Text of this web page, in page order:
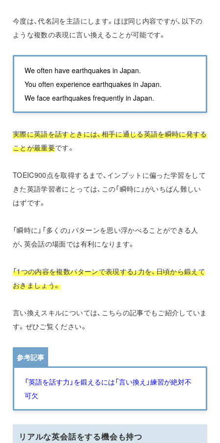
今度は、代名詞を主語にします。ほぼ同じ内容ですが、以下の
ような複数の表現に言い換えることが可能です。
We often have earthquakes in Japan.
You often experience earthquakes in Japan.
We face earthquakes frequently in Japan.
実際に英語を話すときには、相手に通じる英語を瞬時に発する
ことが最重要です。
TOEIC900点を取得するまで、インプットに偏った学習をして
きた英語学習者にとっては、この「瞬時に」がいちばん難しい
はずです。
「瞬時に」「多くの」パターンを思い浮かべることができる人
が、英会話の場面では有利になります。
「1つの内容を複数パターンで表現する」力を、日頃から鍛えて
おきましょう。
言い換えスキルについては、こちらの記事でもご紹介していま
す。ぜひご覧ください。
参考記事
「英語を話す力」を鍛えるには「言い換え」練習が絶対不
可欠
リアルな英会話をする機会も持つ